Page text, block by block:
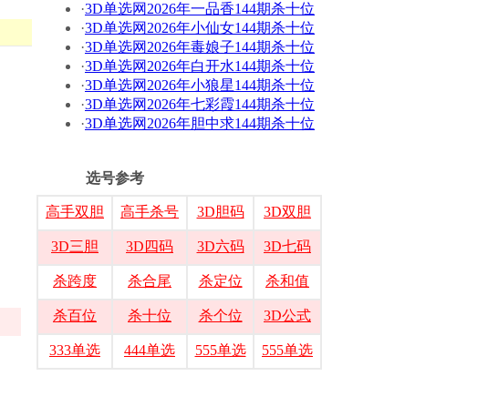
·3D单选网2026年一品香144期杀十位
·3D单选网2026年小仙女144期杀十位
·3D单选网2026年毒娘子144期杀十位
·3D单选网2026年白开水144期杀十位
·3D单选网2026年小狼星144期杀十位
·3D单选网2026年七彩霞144期杀十位
·3D单选网2026年胆中求144期杀十位
选号参考
高手双胆 高手杀号 3D胆码 3D双胆
3D三胆 3D四码 3D六码 3D七码
杀跨度 杀合尾 杀定位 杀和值
杀百位 杀十位 杀个位 3D公式
333单选 444单选 555单选 555单选